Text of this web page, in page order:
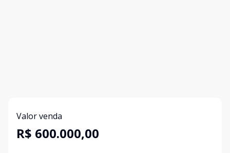
Valor venda
R$ 600.000,00